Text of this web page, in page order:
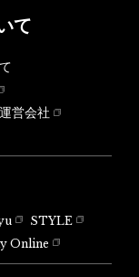
て
運営会社
STYLE
Online